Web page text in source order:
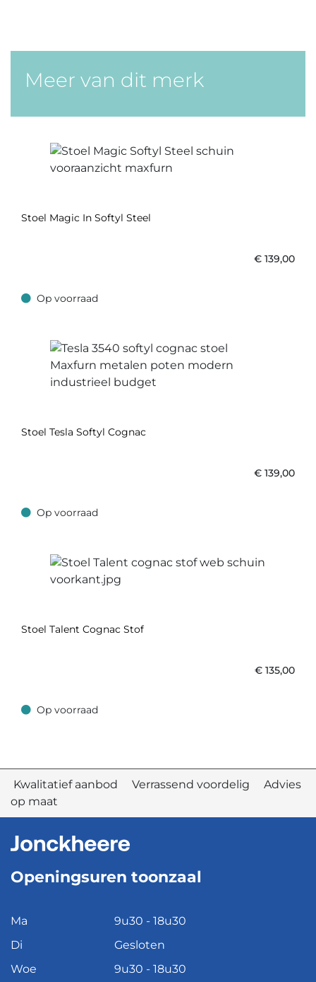
Meer van dit merk
Stoel Magic In Softyl Steel
€ 139,00
Op voorraad
Op voorraad
Stoel Tesla Softyl Cognac
€ 139,00
Op voorraad
Op voorraad
Stoel Talent Cognac Stof
€ 135,00
Op voorraad
Op voorraad
Kwalitatief aanbod Verrassend voordelig Advies
op maat
Openingsuren toonzaal
Ma
9u30 - 18u30
Di
Gesloten
Woe
9u30 - 18u30